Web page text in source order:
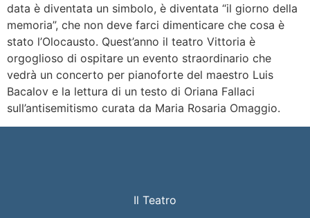
data è diventata un simbolo, è diventata “il giorno della
memoria”, che non deve farci dimenticare che cosa è
stato l’Olocausto. Quest’anno il teatro Vittoria è
orgoglioso di ospitare un evento straordinario che
vedrà un concerto per pianoforte del maestro Luis
Bacalov e la lettura di un testo di Oriana Fallaci
sull’antisemitismo curata da Maria Rosaria Omaggio.
Il Teatro